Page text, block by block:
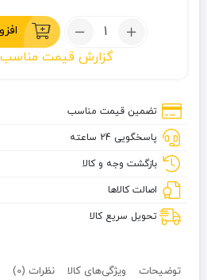
تعداد:
کوهنوردی
انیسه
مدل
Douwall
گزارش قیمت
تضمین قیمت مناسب
پاسخگویی 24 ساعته
بازگشت وجه و کالا
اصالت کالاها
تحویل سریع کالا
توضیحات ویژگی‌های کالا نظرات (0)